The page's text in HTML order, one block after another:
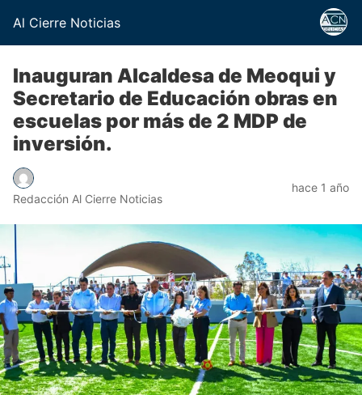
Al Cierre Noticias
Inauguran Alcaldesa de Meoqui y
Secretario de Educación obras en
escuelas por más de 2 MDP de
inversión.
Redacción Al Cierre Noticias
hace 1 año